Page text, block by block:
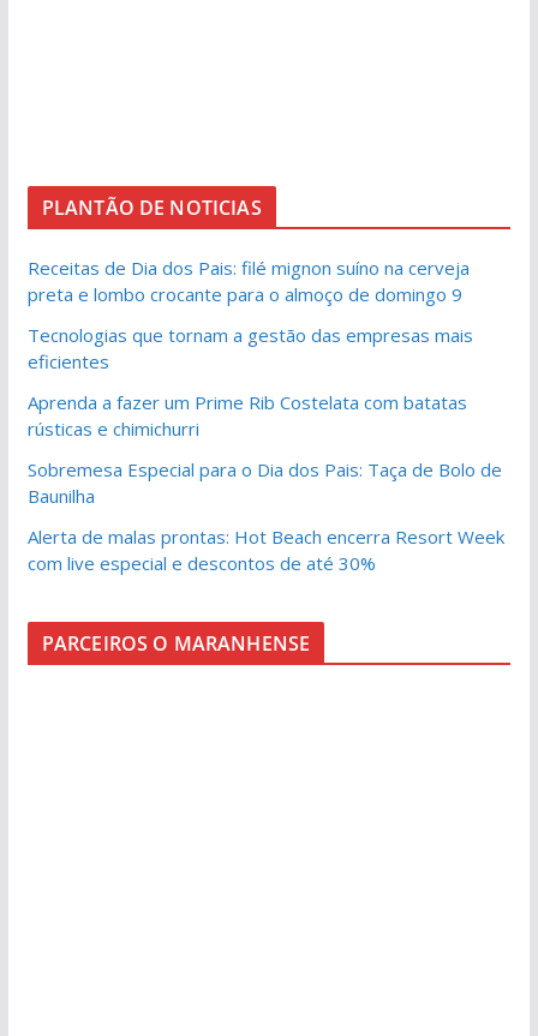
PLANTÃO DE NOTICIAS
Receitas de Dia dos Pais: filé mignon suíno na cerveja
preta e lombo crocante para o almoço de domingo 9
Tecnologias que tornam a gestão das empresas mais
eficientes
Aprenda a fazer um Prime Rib Costelata com batatas
rústicas e chimichurri
Sobremesa Especial para o Dia dos Pais: Taça de Bolo de
Baunilha
Alerta de malas prontas: Hot Beach encerra Resort Week
com live especial e descontos de até 30%
PARCEIROS O MARANHENSE